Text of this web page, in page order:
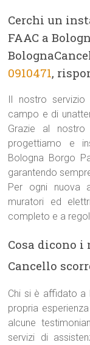
Cerchi un
FAAC a
0910471,
Il nostro
campo e di
Grazie al nostro
progettiamo e
Bologna Borgo
garantendo
Per ogni nuova
muratori ed
completo e a
Cosa dicono
Cancello
Chi si è affidato a
propria
alcune
servizi di